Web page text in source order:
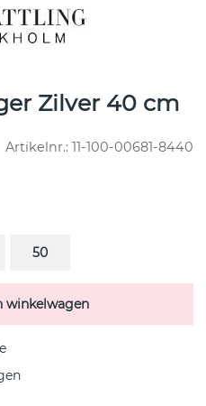
Zilver 40 cm
Artikelnr.: 11-100-00681-8440
50
winkelwagen